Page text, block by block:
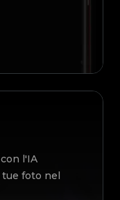
l'IA
foto nel